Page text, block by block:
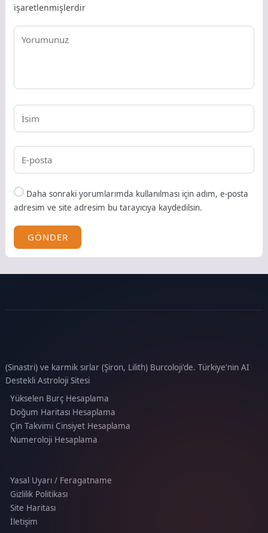
işaretlenmişlerdir
Daha sonraki yorumlarımda kullanılması için adım, e-posta
adresim ve site adresim bu tarayıcıya kaydedilsin.
GÖNDER
(Sinastri) ve karmik sırlar (Şiron, Lilith) Burcoloji'de. Türkiye'nin AI
Destekli Astroloji Sitesi
Yükselen Burç Hesaplama
Doğum Haritası Hesaplama
Çin Takvimi Cinsiyet Hesaplama
Numeroloji Hesaplama
Yasal Uyarı / Feragatname
Gizlilik Politikası
Site Haritası
İletişim